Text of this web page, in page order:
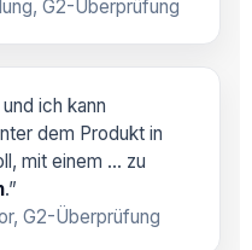
G2-Überprüfung
ich kann
dem Produkt in
mit einem … zu
.”
G2-Überprüfung